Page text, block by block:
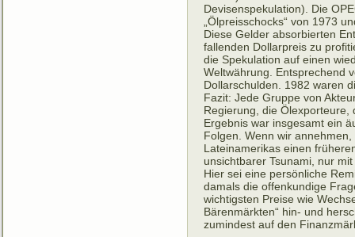
Devisenspekulation). Die
„Ölpreisschocks“ von 1973
Diese Gelder absorbierten
fallenden Dollarpreis zu
die Spekulation auf einen
Weltwährung. Entsprechend
Dollarschulden. 1982 waren
Fazit: Jede Gruppe von
Regierung, die Ölexporteure,
Ergebnis war insgesamt ein
Folgen. Wenn wir
Lateinamerikas einen
unsichtbarer Tsunami, nur
Hier sei eine persönliche
damals die offenkundige
wichtigsten Preise wie
Bärenmärkten“ hin- und
zumindest auf den